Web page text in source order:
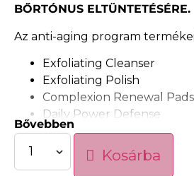
BŐRTÓNUS ELTÜNTETÉSÉRE.
Az anti-aging program
Exfoliating Cleanser
Exfoliating Polish
Complexion Renewal Pads
Daily Power Defense
Growth Factor Serum
Peptidekben gazdag ránc- és
koncentrátum
Bővebben
Kosárba